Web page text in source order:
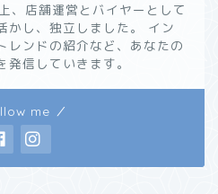
、店舗運営とバイヤーとして
かし、独立しました。 イン
レンドの紹介など、あなたの
信していきます。
me ／